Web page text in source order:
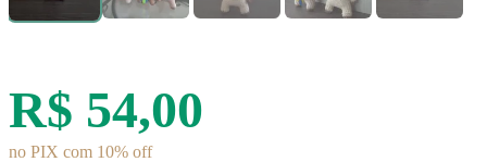
R$ 54,00
no PIX com 10% off